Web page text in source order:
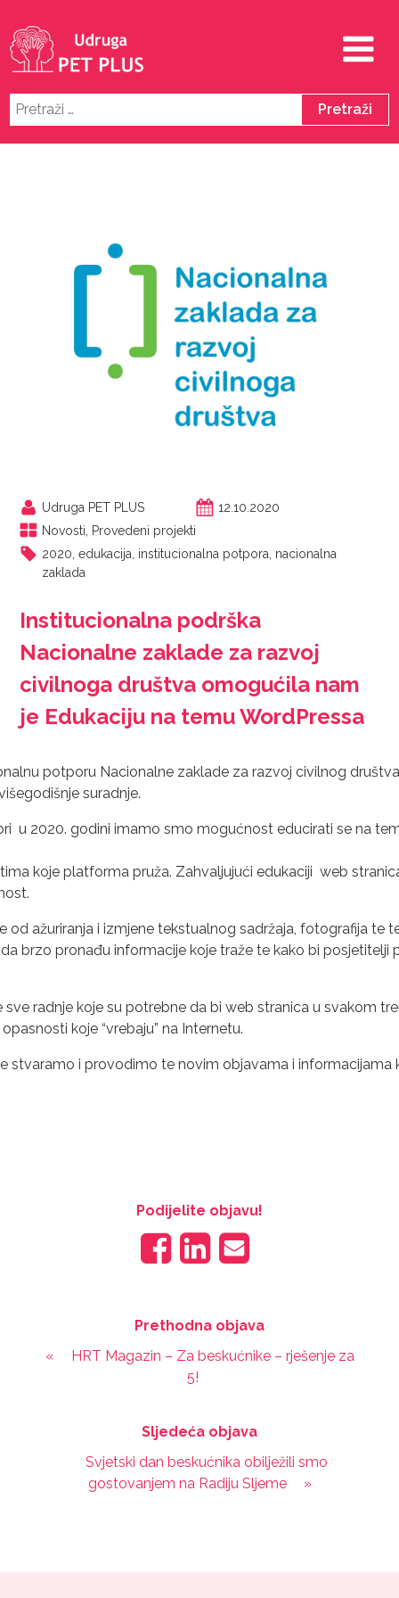
Pretraži:
Udruga PET PLUS
12.10.2020
Novosti
Provedeni projekti
2020 ,edukacija institucionalna potpora nacionalna
zaklada
Institucionalna podrška
Nacionalne zaklade za razvoj
civilnoga društva omogućila nam
je Edukaciju na temu WordPressa
potporu Nacionalne zaklade za razvoj civilnog
suradnje.
u 2020. godini imamo smo mogućnost educirati se na
koje platforma pruža. Zahvaljujući edukaciji web
od ažuriranja i izmjene tekstualnog sadržaja, fotografija te
brzo pronađu informacije koje traže te kako bi posjetitelji
radnje koje su potrebne da bi web stranica u svakom
koje “vrebaju” na Internetu.
stvaramo i provodimo te novim objavama i informacijama
Podijelite objavu!
Prethodna objava
«
HRT Magazin – Za beskućnike – rješenje za
5!
Sljedeća objava
Svjetski dan beskućnika obilježili smo
gostovanjem na Radiju Sljeme
»